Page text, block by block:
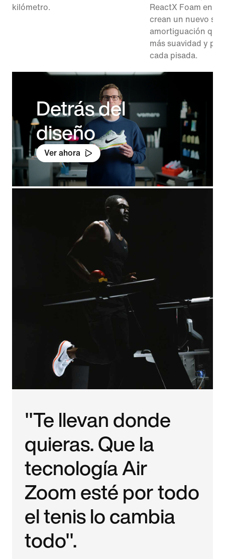
kilómetro.
ReactX Foam en el
crean un nuevo
amortiguación que
más suavidad y
cada pisada.
Detrás del
diseño
Ver ahora
"Te llevan donde
quieras. Que la
tecnología Air
Zoom esté por todo
el tenis lo cambia
todo".